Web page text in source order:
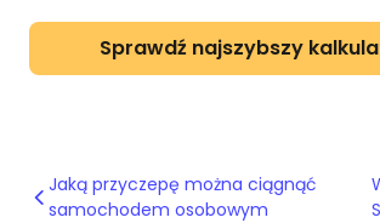
Sprawdź najszybszy
Jaką przyczepę można ciągnąć
samochodem osobowym